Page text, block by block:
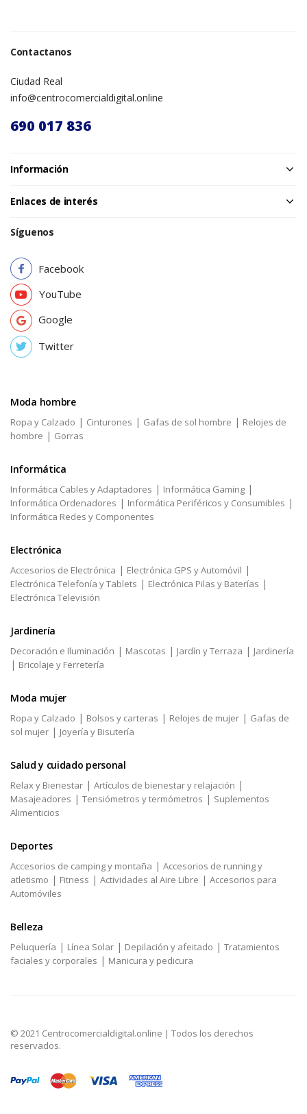
Contactanos
Ciudad Real
info@centrocomercialdigital.online
690 017 836
Información
Enlaces de interés
Síguenos
Facebook
YouTube
Google
Twitter
Moda hombre
Ropa y Calzado | Cinturones | Gafas de sol hombre | Relojes de
hombre | Gorras
Informática
Informática Cables y Adaptadores | Informática Gaming |
Informática Ordenadores | Informática Periféricos y Consumibles |
Informática Redes y Componentes
Electrónica
Accesorios de Electrónica | Electrónica GPS y Automóvil |
Electrónica Telefonía y Tablets | Electrónica Pilas y Baterías |
Electrónica Televisión
Jardinería
Decoración e Iluminación | Mascotas | Jardín y Terraza | Jardinería
| Bricolaje y Ferretería
Moda mujer
Ropa y Calzado | Bolsos y carteras | Relojes de mujer | Gafas de
sol mujer | Joyería y Bisutería
Salud y cuidado personal
Relax y Bienestar | Artículos de bienestar y relajación |
Masajeadores | Tensiómetros y termómetros | Suplementos
Alimenticios
Deportes
Accesorios de camping y montaña | Accesorios de running y
atletismo | Fitness | Actividades al Aire Libre | Accesorios para
Automóviles
Belleza
Peluquería | Línea Solar | Depilación y afeitado | Tratamientos
faciales y corporales | Manicura y pedicura
© 2021 Centrocomercialdigital.online | Todos los derechos
reservados.